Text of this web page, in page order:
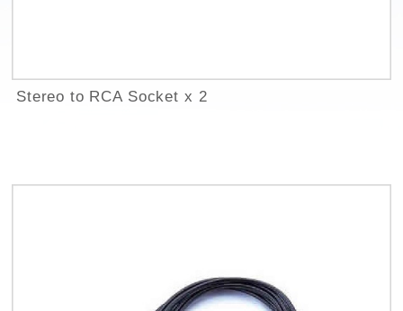
Stereo to RCA Socket x 2